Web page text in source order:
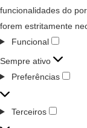
funcionalidades do
forem estritamente
Funcional
Sempre ativo
Preferências
Terceiros